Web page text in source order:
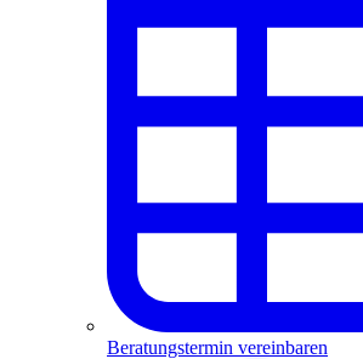
Beratungstermin vereinbaren